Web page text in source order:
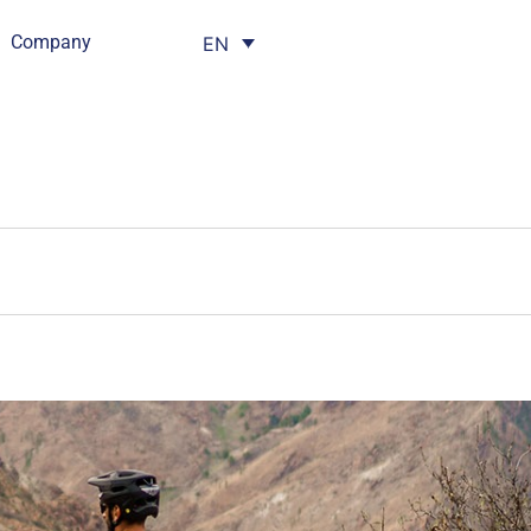
Company EN